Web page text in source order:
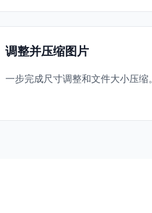
调整并压缩图片
一步完成尺寸调整和文件大小压缩。